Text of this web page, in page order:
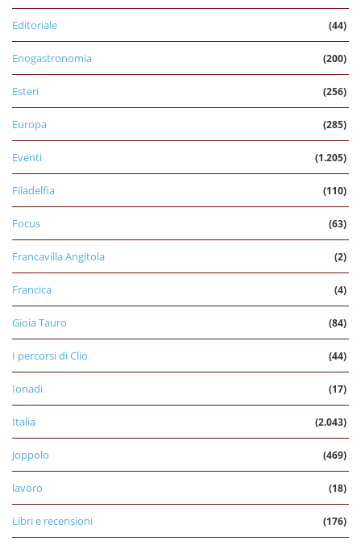
Editoriale (44)
Enogastronomia (200)
Esteri (256)
Europa (285)
Eventi (1.205)
Filadelfia (110)
Focus (63)
Francavilla Angitola (2)
Francica (4)
Gioia Tauro (84)
I percorsi di Clio (44)
Ionadi (17)
Italia (2.043)
Joppolo (469)
lavoro (18)
Libri e recensioni (176)